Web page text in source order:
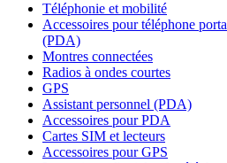
Téléphonie et mobilité
Accessoires pour téléphone
(PDA)
Montres connectées
Radios à ondes courtes
GPS
Assistant personnel (PDA)
Accessoires pour PDA
Cartes SIM et lecteurs
Accessoires pour GPS